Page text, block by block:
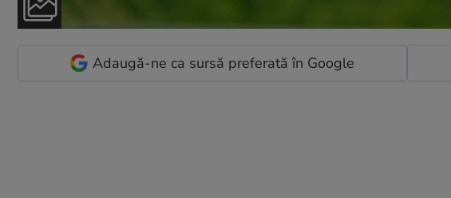
Adaugă-ne ca sursă preferată în Google